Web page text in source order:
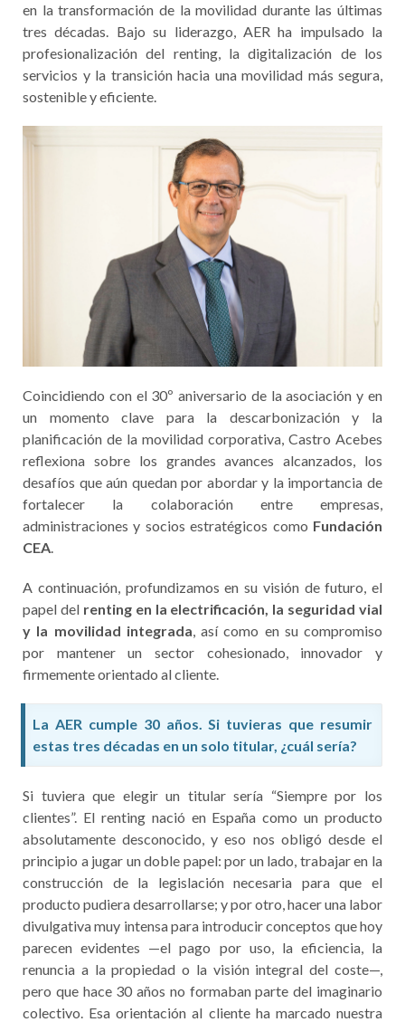
en la transformación de la movilidad durante las últimas
tres décadas. Bajo su liderazgo, AER ha impulsado la
profesionalización del renting, la digitalización de los
servicios y la transición hacia una movilidad más segura,
sostenible y eficiente.
Coincidiendo con el 30º aniversario de la asociación y en
un momento clave para la descarbonización y la
planificación de la movilidad corporativa, Castro Acebes
reflexiona sobre los grandes avances alcanzados, los
desafíos que aún quedan por abordar y la importancia de
fortalecer la colaboración entre empresas,
administraciones y socios estratégicos como Fundación
CEA
A continuación, profundizamos en su visión de futuro, el
papel del renting en la electrificación, la seguridad vial
y la movilidad integrada , así como en su compromiso
por mantener un sector cohesionado, innovador y
firmemente orientado al cliente.
La AER cumple 30 años. Si tuvieras que resumir
estas tres décadas en un solo titular, ¿cuál sería?
Si tuviera que elegir un titular sería “Siempre por los
clientes”. El renting nació en España como un producto
absolutamente desconocido, y eso nos obligó desde el
principio a jugar un doble papel: por un lado, trabajar en la
construcción de la legislación necesaria para que el
producto pudiera desarrollarse; y por otro, hacer una labor
divulgativa muy intensa para introducir conceptos que hoy
parecen evidentes —el pago por uso, la eficiencia, la
renuncia a la propiedad o la visión integral del coste—,
pero que hace 30 años no formaban parte del imaginario
colectivo. Esa orientación al cliente ha marcado nuestra